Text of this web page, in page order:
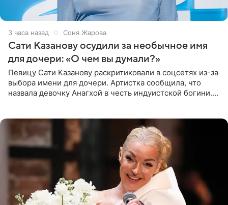
3 часа назад Соня Жарова
Сати Казанову осудили за необычное имя
для дочери: «О чем вы думали?»
Певицу Сати Казанову раскритиковали в соцсетях из-за
выбора имени для дочери. Артистка сообщила, что
назвала девочку Анагхой в честь индуистской богини.